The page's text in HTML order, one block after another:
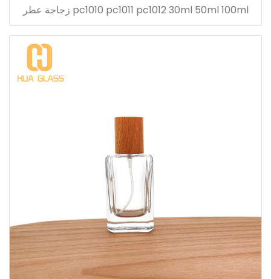
pc1010 pc1011 pc1012 30ml 50ml 100ml زجاجة عطر